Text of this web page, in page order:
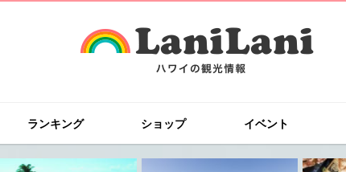
ランキング ショップ イベント